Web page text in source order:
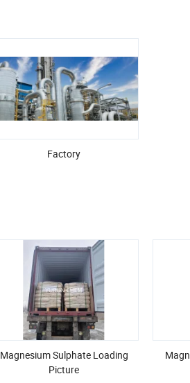
Factory
Magnesium Sulphate Loading
Picture